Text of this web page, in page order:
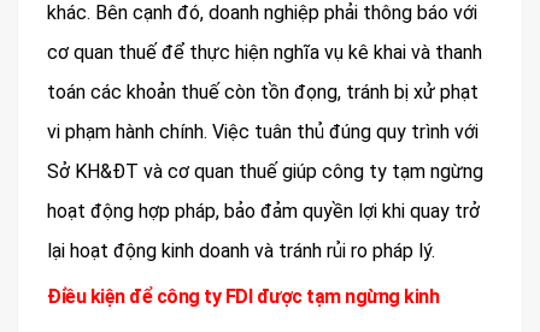
khác. Bên cạnh đó, doanh nghiệp phải thông báo với
cơ quan thuế để thực hiện nghĩa vụ kê khai và thanh
toán các khoản thuế còn tồn đọng, tránh bị xử phạt
vi phạm hành chính. Việc tuân thủ đúng quy trình với
Sở KH&ĐT và cơ quan thuế giúp công ty tạm ngừng
hoạt động hợp pháp, bảo đảm quyền lợi khi quay trở
lại hoạt động kinh doanh và tránh rủi ro pháp lý.
Điều kiện để công ty FDI được tạm ngừng kinh